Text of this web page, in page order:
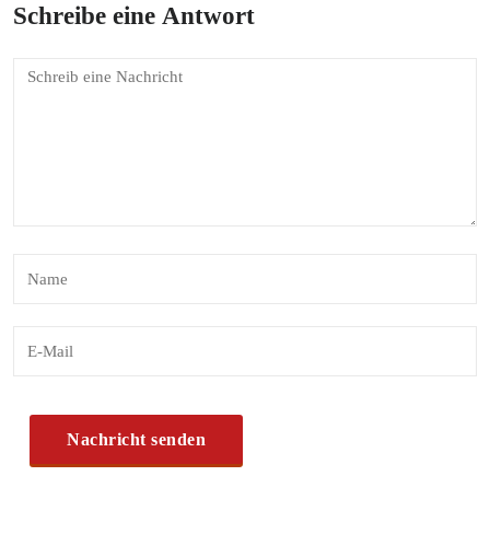
Schreibe eine Antwort